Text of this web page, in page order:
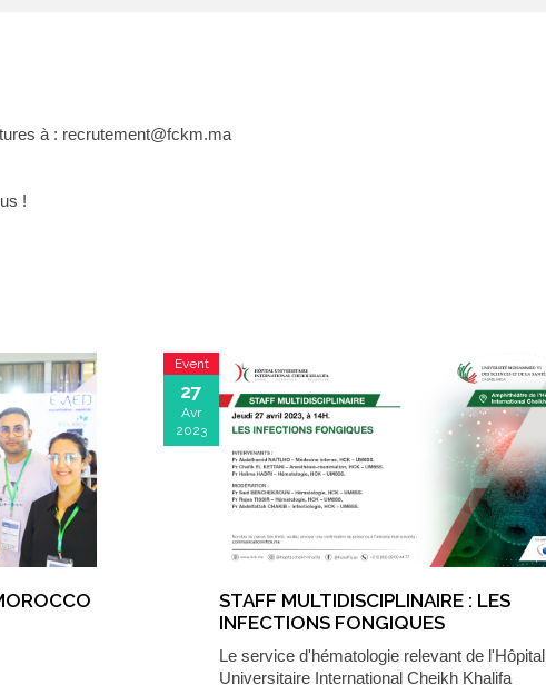
à : recrutement@fckm.ma
!
Event
27
Avr
2023
STAFF MULTIDISCIPLINAIRE : LES
INFECTIONS FONGIQUES
Le service d'hématologie relevant de l'Hôpital
Universitaire International Cheikh Khalifa